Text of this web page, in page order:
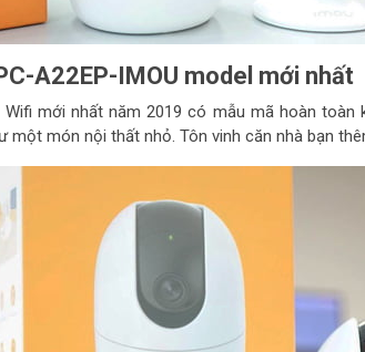
A22EP-IMOU model mới nhất
Wifi mới nhất năm 2019 có mẫu mã hoàn
một món nội thất nhỏ. Tôn vinh căn nhà bạn